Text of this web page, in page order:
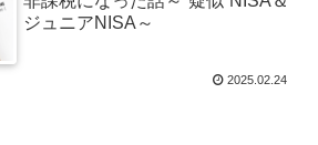
ジュニアNISA～
2025.02.24